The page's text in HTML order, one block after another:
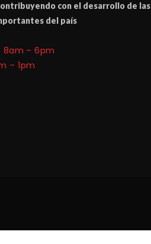
con el desarrollo de las
del paí
8am – 6pm
– 1pm